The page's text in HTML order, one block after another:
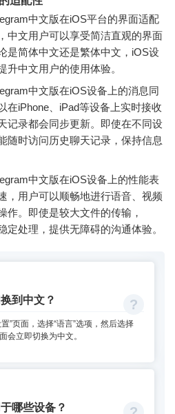
中文版在iOS平台的界面适配
中文用户可以享受简洁直观的界面
是简体中文还是繁体中文，iOS设
升中文用户的使用体验。
中文版在iOS设备上的消息同
在iPhone、iPad等设备上实时接收
记录都会同步更新。即使在不同设
随时访问历史聊天记录，保持信息
中文版在iOS设备上的性能表
，用户可以顺畅地进行语音、视频
作。即使是较大文件的传输，
定处理，提供无障碍的沟通体验。
到中文？
”页面，选择“语言”选项，然后选择
会立即切换为中文。
哪些设备？